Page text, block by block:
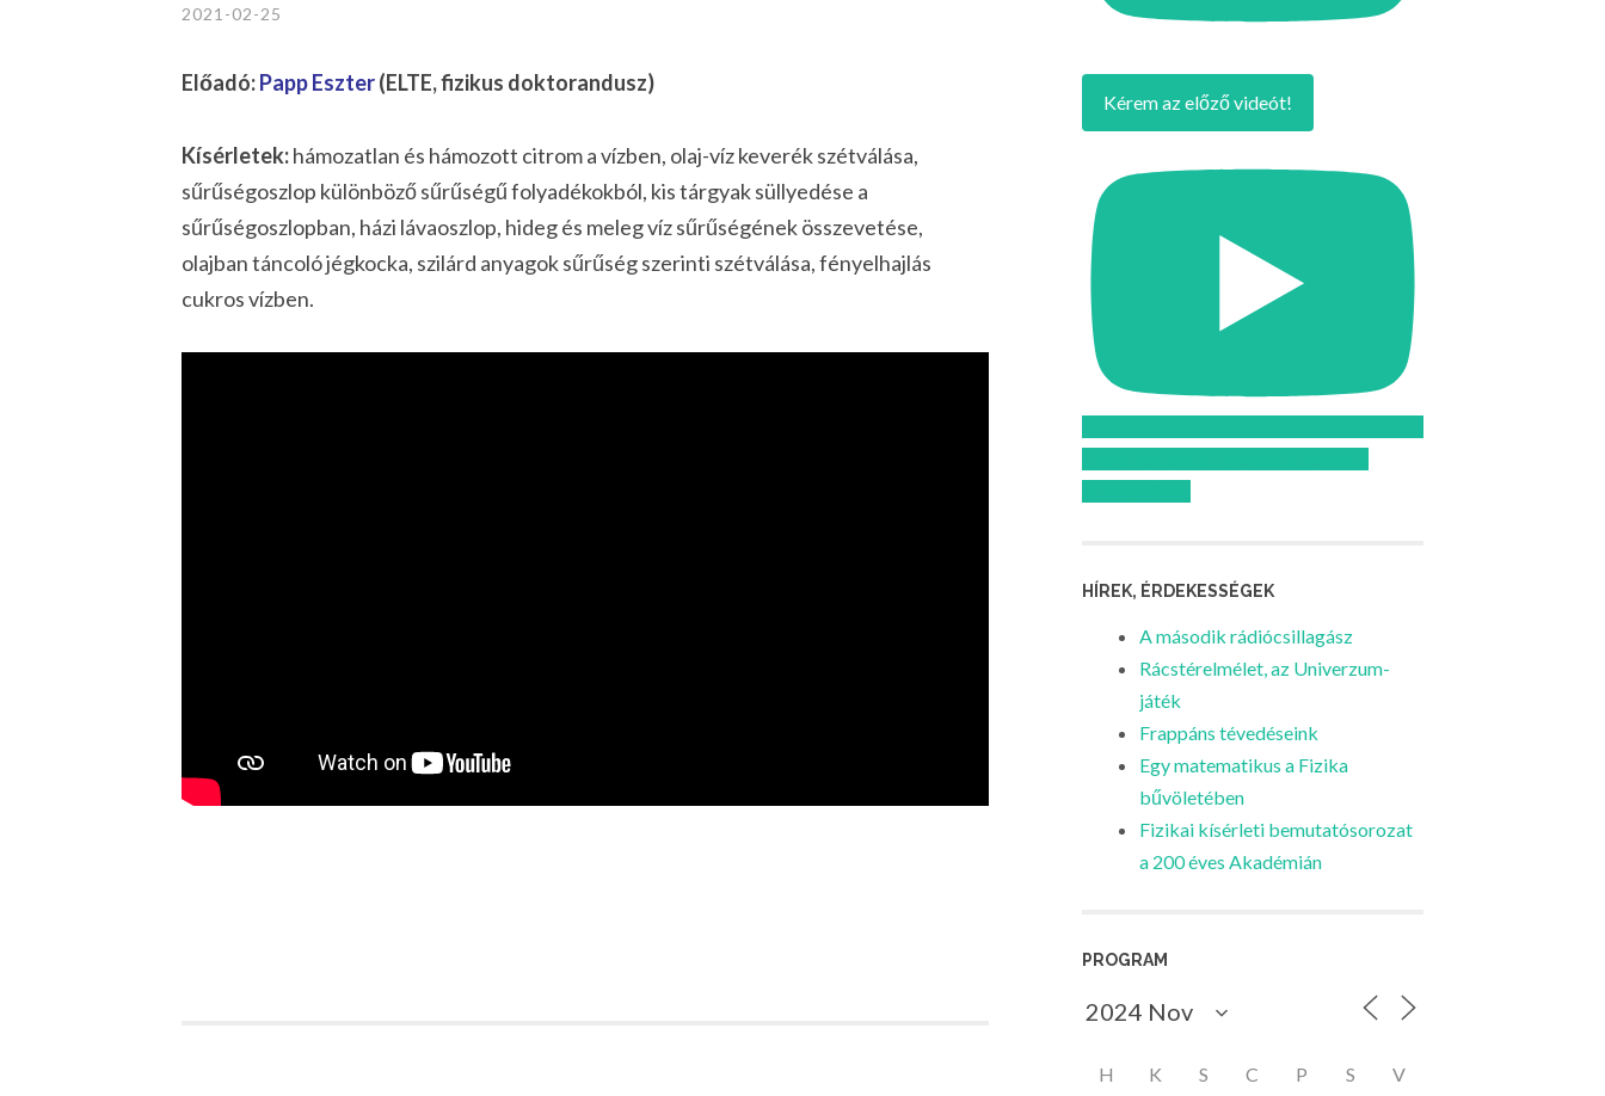
2021-02-25
Előadó:Papp Eszter(ELTE, fizikus doktorandusz)
Kísérletek:hámozatlan és hámozott citrom a vízben, olaj-víz keverék szétválása,
sűrűségoszlop különböző sűrűségű folyadékokból, kis tárgyak süllyedése a
sűrűségoszlopban, házi lávaoszlop, hideg és meleg víz sűrűségének összevetése,
olajban táncoló jégkocka, szilárd anyagok sűrűség szerinti szétválása, fényelhajlás
cukros vízben.
Kérem az előző videót!
HÍREK, ÉRDEKESSÉGEK
A második rádiócsillagász
Rácstérelmélet, az Univerzum-
játék
Frappáns tévedéseink
Egy matematikus a Fizika
bűvöletében
Fizikai kísérleti bemutatósorozat
a 200 éves Akadémián
PROGRAM
H K S C P S V